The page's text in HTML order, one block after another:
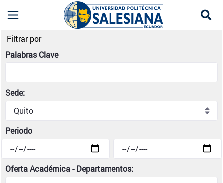
Noticias institucionales | Universidad
Filtrar por
Palabras Clave
Sede:
Periodo
Oferta Académica - Departamentos: